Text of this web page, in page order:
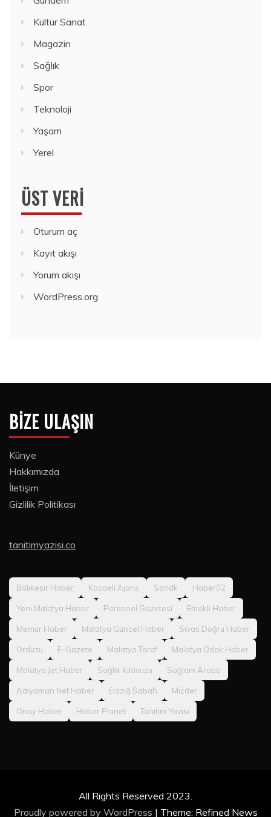
Kültür Sanat
Magazin
Sağlık
Spor
Teknoloji
Yaşam
Yerel
ÜST VERI
Oturum aç
Kayıt akışı
Yorum akışı
WordPress.org
BIZE ULAŞIN
Künye
Hakkımızda
İletişim
Gizlilik Politikası
tanitimyazisi.co
Balıkesir Haber Kocaeli Ajans Sondk Haber02
Yeni Malatya Haber Personel Gazetesi Emekli Haber
Memur Haber Malatya Güncel Haber Sivas Doğru Haber
Orduzu E-Gazete Malatya Taraf Malatya Odak Haber
Malatya Jet Haber Sağlık Kılavuzu Sağlam Araba
Adıyaman Net Haber Elazığ Sabah Micder
Onay Haber Haber Planet Tanıtım Yazısı
All Rights Reserved 2023.
Proudly powered by WordPress | Theme: Refined News